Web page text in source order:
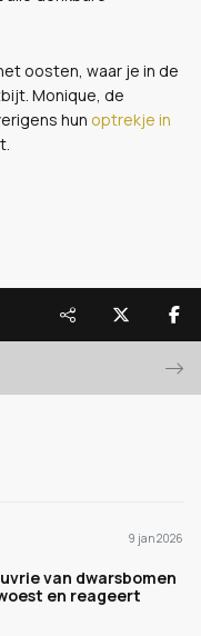
oosten, waar je in de
Monique, de
hun optrekje in
9 jan 2026
van dwarsbomen
en reageert